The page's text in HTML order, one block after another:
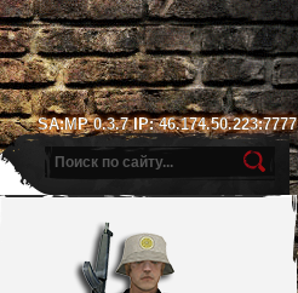
SA:MP 0.3.7 IP: 46.174.50.223:7777